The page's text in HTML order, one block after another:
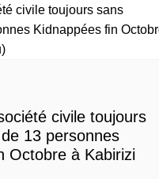
civile toujours
13 personnes
Octobre à Kabirizi